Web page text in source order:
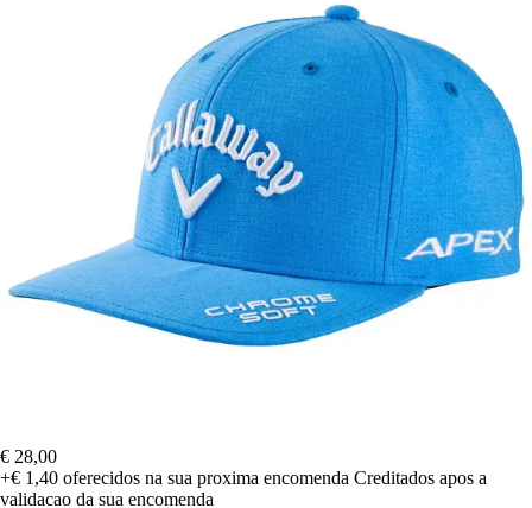
€ 28,00
+€ 1,40 oferecidos na sua proxima encomenda Creditados apos a
validacao da sua encomenda